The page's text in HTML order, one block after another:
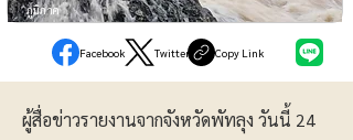
ภูมิภาค
Facebook Twitter Copy Link
ผู้สื่อข่าวรายงานจากจังหวัดพัทลุง วันนี้ 24